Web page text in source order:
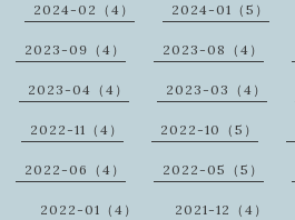
2024-02（4） 2024-01（5）
2023-09（4） 2023-08（4）
2023-04（4） 2023-03（4）
2022-11（4） 2022-10（5）
2022-06（4） 2022-05（5）
2022-01（4） 2021-12（4）